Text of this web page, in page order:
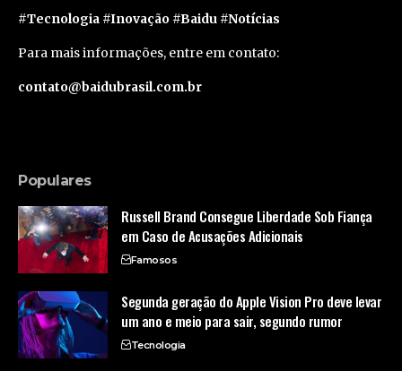
#Tecnologia #Inovação #Baidu #Notícias
Para mais informações, entre em contato:
contato@baidubrasil.com.br
Populares
Russell Brand Consegue Liberdade Sob Fiança
em Caso de Acusações Adicionais
Famosos
Segunda geração do Apple Vision Pro deve levar
um ano e meio para sair, segundo rumor
Tecnologia